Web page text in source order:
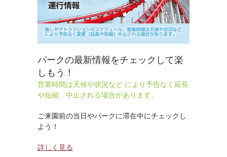
パークの最新情報をチェックして楽
しもう！
営業時間は天候や状況など により予告なく延長
や短縮、中止される場合があります。
ご来園前の当日やパークに滞在中にチェックし
よう！
詳しく見る